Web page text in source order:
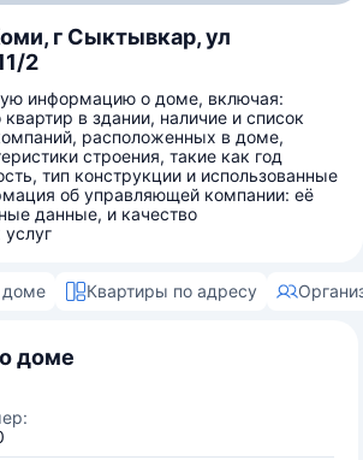
г Сыктывкар, ул
2
информацию о доме, включая:
в здании, наличие и список
расположенных в доме,
строения, такие как год
тип конструкции и использованные
об управляющей компании: её
данные, и качество
Квартиры по адресу
доме